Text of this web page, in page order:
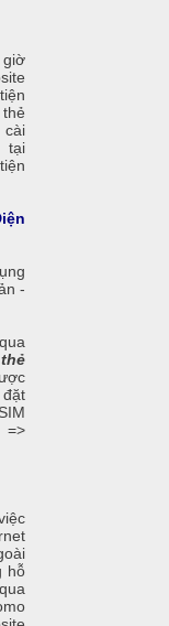
cài
-
=>
hỗ